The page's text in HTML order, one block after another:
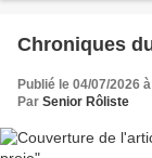
Chroniques
Publié le 04/07/2026
Par Senior Rôliste